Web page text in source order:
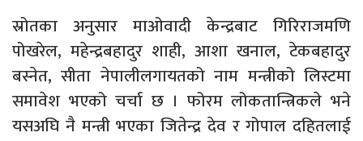
स्रोतका अनुसार माओवादी केन्द्रबाट गिरिराजमणि
पोखरेल, महेन्द्रबहादुर शाही, आशा खनाल, टेकबहादुर
बस्नेत, सीता नेपालीलगायतको नाम मन्त्रीको लिस्टमा
समावेश भएको चर्चा छ । फोरम लोकतान्त्रिकले भने
यसअघि नै मन्त्री भएका जितेन्द्र देव र गोपाल दहितलाई